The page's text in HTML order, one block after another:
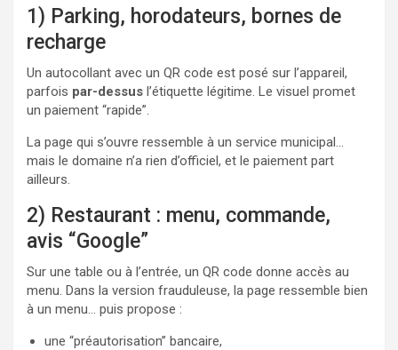
1) Parking, horodateurs, bornes de
recharge
Un autocollant avec un QR code est posé sur l’appareil,
parfois par-dessus l’étiquette légitime. Le visuel promet
un paiement “rapide”.
La page qui s’ouvre ressemble à un service municipal…
mais le domaine n’a rien d’officiel, et le paiement part
ailleurs.
2) Restaurant : menu, commande,
avis “Google”
Sur une table ou à l’entrée, un QR code donne accès au
menu. Dans la version frauduleuse, la page ressemble bien
à un menu… puis propose :
une “préautorisation” bancaire,